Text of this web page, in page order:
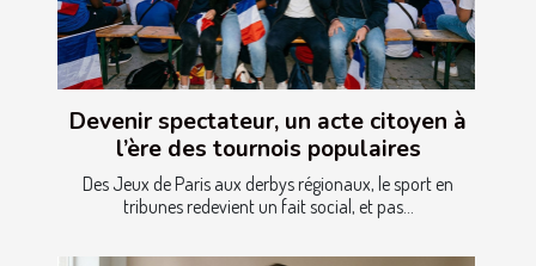
Devenir spectateur, un acte citoyen à
l’ère des tournois populaires
Des Jeux de Paris aux derbys régionaux, le sport en
tribunes redevient un fait social, et pas...